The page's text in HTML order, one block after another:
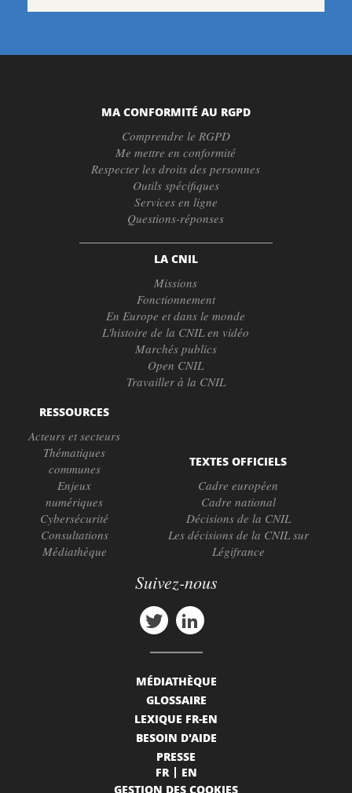
MA CONFORMITÉ AU RGPD
Comprendre le RGPD
Me mettre en conformité
Respecter les droits des personnes
Outils spécifiques
Services en ligne
Questions-réponses
LA CNIL
Missions
Fonctionnement
En Europe et dans le monde
L'histoire de la CNIL en vidéo
Marchés publics
Open CNIL
Travailler à la CNIL
RESSOURCES
Acteurs et secteurs
Thématiques
communes
Enjeux
numériques
Cybersécurité
Consultations
Médiathèque
TEXTES OFFICIELS
Cadre européen
Cadre national
Décisions de la CNIL
Les décisions de la CNIL sur
Légifrance
Suivez-nous
MÉDIATHÈQUE
GLOSSAIRE
LEXIQUE FR-EN
BESOIN D'AIDE
PRESSE
FR
EN
GESTION DES COOKIES